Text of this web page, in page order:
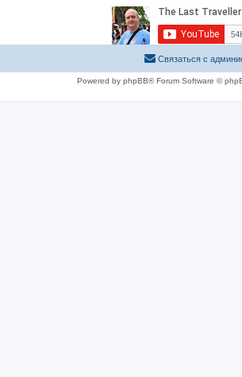
Связаться с
Powered by phpBB® Forum Software ©